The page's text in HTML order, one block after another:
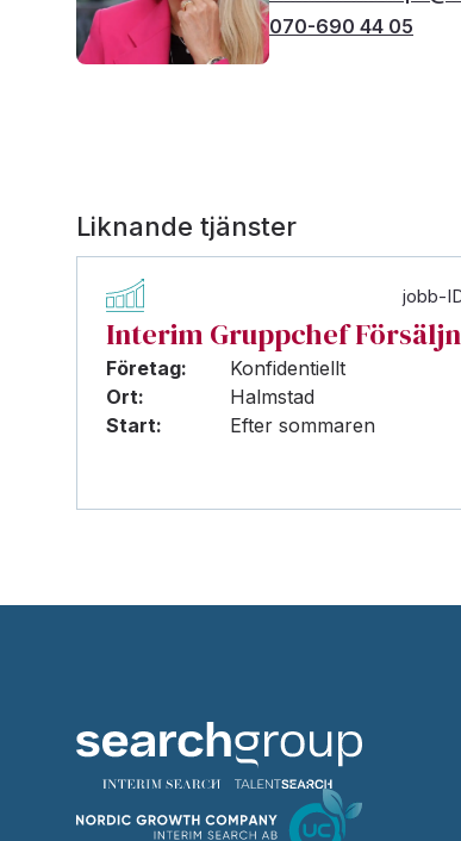
070-690 44 05
Liknande tjänster
jobb-
Interim Gruppchef
Företag:
Konfidentiellt
Ort:
Halmstad
Start:
Efter sommaren